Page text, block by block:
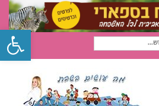
פתח